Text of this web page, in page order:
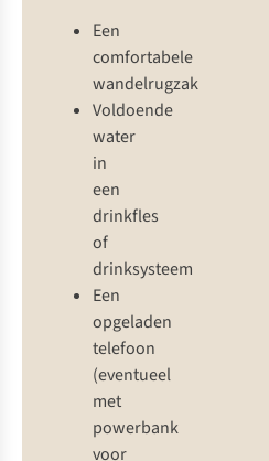
Een
comfortabele
wandelrugzak
Voldoende
water
in
een
drinkfles
of
drinksysteem
Een
opgeladen
telefoon
(eventueel
met
powerbank
voor